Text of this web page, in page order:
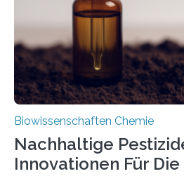
stellt gleichzeitig den ersten
Mückenlarve aus dem
Biowissenschaften Chemie
Nachhaltige
Innovationen Für Die